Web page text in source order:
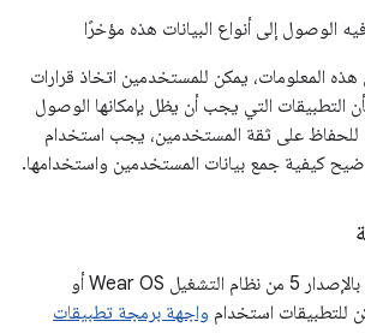
الوصول إلى أنواع البيانات هذه مؤخرًا
المعلومات، يمكن للمستخدمين اتخاذ قرارات
التطبيقات التي يجب أن يظل بإمكانها الوصول
للحفاظ على ثقة المستخدمين، يجب استخدام
كيفية جمع بيانات المستخدمين واستخدامها.
على الأجهزة التي تعمل بالإصدار 5 من نظام التشغيل Wear OS أو
للتطبيقات استخدام واجهة برمجة تطبيقات